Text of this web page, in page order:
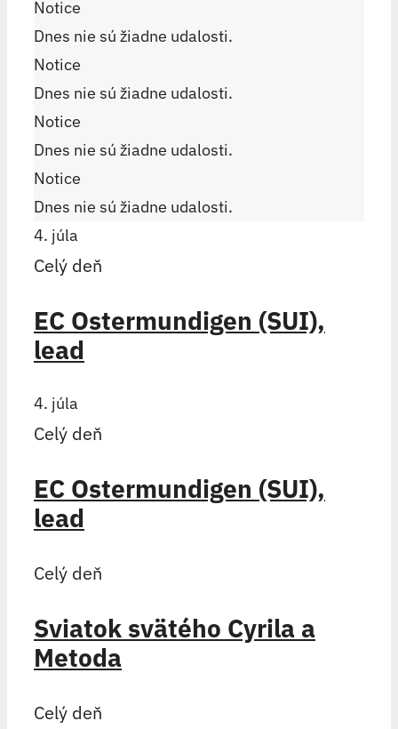
Notice
Dnes nie sú žiadne udalosti.
Notice
Dnes nie sú žiadne udalosti.
Notice
Dnes nie sú žiadne udalosti.
Notice
Dnes nie sú žiadne udalosti.
4. júla
Celý deň
EC Ostermundigen (SUI),
lead
4. júla
Celý deň
EC Ostermundigen (SUI),
lead
Celý deň
Sviatok svätého Cyrila a
Metoda
Celý deň